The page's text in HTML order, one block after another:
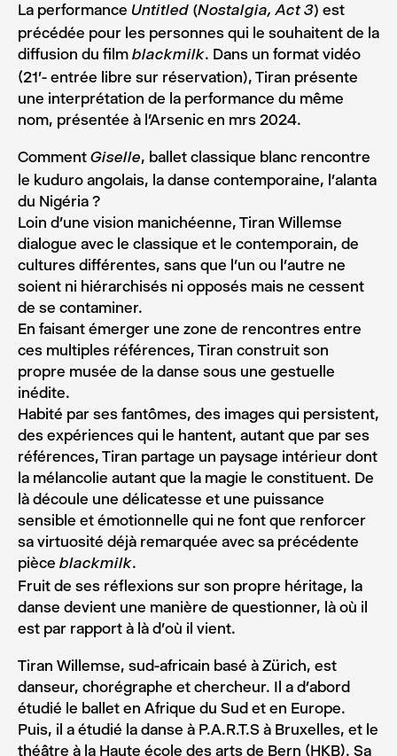
La performance Untitled (Nostalgia, Act 3) est
précédée pour les personnes qui le souhaitent de la
diffusion du film blackmilk. Dans un format vidéo
(21′- entrée libre sur réservation), Tiran présente
une interprétation de la performance du même
nom, présentée à l’Arsenic en mrs 2024.
Comment Giselle, ballet classique blanc rencontre
le kuduro angolais, la danse contemporaine, l’alanta
du Nigéria ?
Loin d’une vision manichéenne, Tiran Willemse
dialogue avec le classique et le contemporain, de
cultures différentes, sans que l’un ou l’autre ne
soient ni hiérarchisés ni opposés mais ne cessent
de se contaminer.
En faisant émerger une zone de rencontres entre
ces multiples références, Tiran construit son
propre musée de la danse sous une gestuelle
inédite.
Habité par ses fantômes, des images qui persistent,
des expériences qui le hantent, autant que par ses
références, Tiran partage un paysage intérieur dont
la mélancolie autant que la magie le constituent. De
là découle une délicatesse et une puissance
sensible et émotionnelle qui ne font que renforcer
sa virtuosité déjà remarquée avec sa précédente
pièce blackmilk.
Fruit de ses réflexions sur son propre héritage, la
danse devient une manière de questionner, là où il
est par rapport à là d’où il vient.
Tiran Willemse, sud-africain basé à Zürich, est
danseur, chorégraphe et chercheur. Il a d’abord
étudié le ballet en Afrique du Sud et en Europe.
Puis, il a étudié la danse à P.A.R.T.S à Bruxelles, et le
théâtre à la Haute école des arts de Bern (HKB). Sa